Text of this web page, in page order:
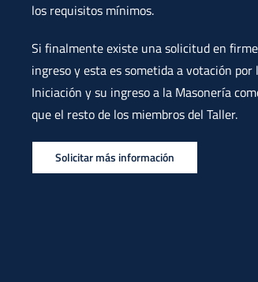
los requisitos mínimos.
Si finalmente existe una solicitud en
ingreso y esta es sometida a votación por
Iniciación y su ingreso a la Masonería
que el resto de los miembros del Taller.
Solicitar más información